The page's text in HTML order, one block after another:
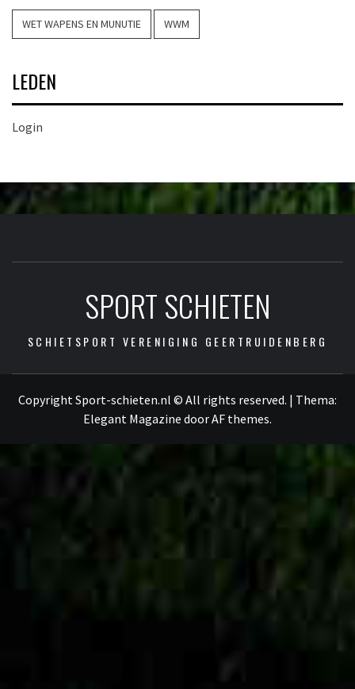
WET WAPENS EN MUNUTIE WWM
LEDEN
Login
SPORT SCHIETEN
SCHIETSPORT VERENIGING GEERTRUIDENBERG
Copyright Sport-schieten.nl © All rights reserved. | Thema:
Elegant Magazine doorAF themes.